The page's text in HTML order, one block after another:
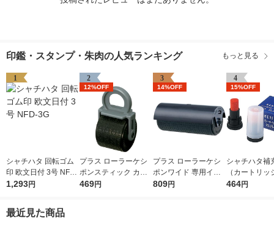
印鑑・スタンプ・朱肉の人気ランキング もっと見る
1
シャチハタ 回転ゴム
印 欧文日付 3号 NFD-
3G
1,293円
2
12%OFF
プラス ローラーケシ
ポンスティック カー
トリッジ 個人情報保
469円
3
14%OFF
プラス ローラーケシ
ポンワイド 専用イン
クカートリッジ 個人
809円
4
15%OFF
シャチハタ補
（カートリッ
ネーム・ネー
464円
最近見た商品